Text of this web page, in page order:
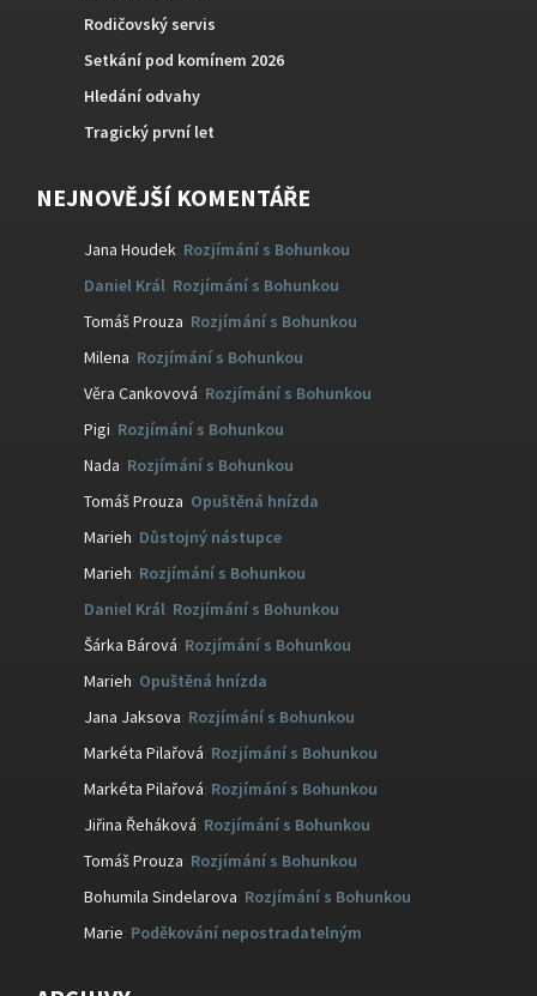
Rodičovský servis
Setkání pod komínem 2026
Hledání odvahy
Tragický první let
NEJNOVĚJŠÍ KOMENTÁŘE
Jana Houdek Rozjímání s Bohunkou
Daniel Král Rozjímání s Bohunkou
Tomáš Prouza Rozjímání s Bohunkou
Milena Rozjímání s Bohunkou
Věra Cankovová Rozjímání s Bohunkou
Pigi Rozjímání s Bohunkou
Nada Rozjímání s Bohunkou
Tomáš Prouza Opuštěná hnízda
Marieh Důstojný nástupce
Marieh Rozjímání s Bohunkou
Daniel Král Rozjímání s Bohunkou
Šárka Bárová Rozjímání s Bohunkou
Marieh Opuštěná hnízda
Jana Jaksova Rozjímání s Bohunkou
Markéta Pilařová Rozjímání s Bohunkou
Markéta Pilařová Rozjímání s Bohunkou
Jiřina Řeháková Rozjímání s Bohunkou
Tomáš Prouza Rozjímání s Bohunkou
Bohumila Sindelarova: Rozjímání s Bohunkou
Marie: Poděkování nepostradatelným